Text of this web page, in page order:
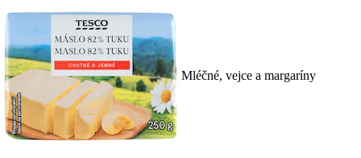
Mléčné, vejce a margaríny